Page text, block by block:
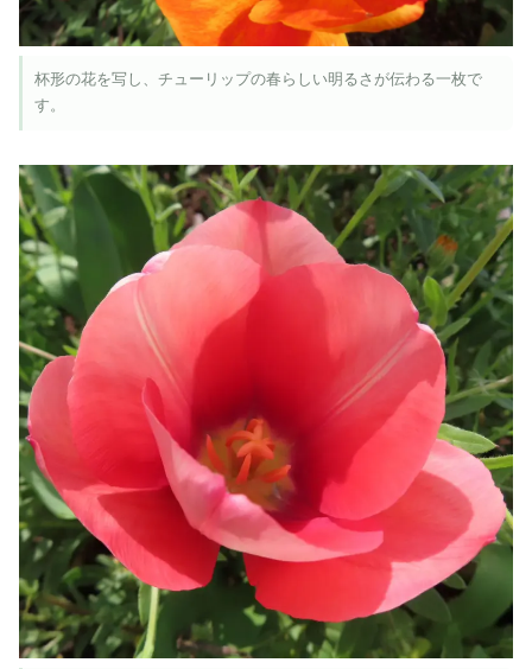
杯形の花を写し、チューリップの春らしい明るさが伝わる一枚で
す。